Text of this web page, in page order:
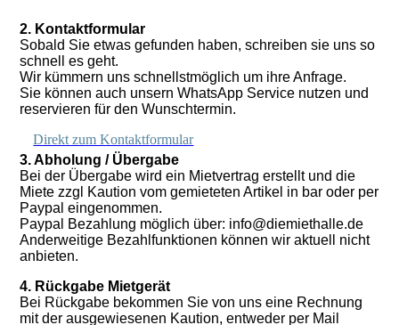
2. Kontaktformular
Sobald Sie etwas gefunden haben, schreiben sie uns so
schnell es geht.
Wir kümmern uns schnellstmöglich um ihre Anfrage.
Sie können auch unsern WhatsApp Service nutzen und
reservieren für den Wunschtermin.
Direkt zum Kontaktformular
3. Abholung / Übergabe
Bei der Übergabe wird ein Mietvertrag erstellt und die
Miete zzgl Kaution vom gemieteten Artikel in bar oder per
Paypal eingenommen.
Paypal Bezahlung möglich über: info@diemiethalle.de
Anderweitige Bezahlfunktionen können wir aktuell nicht
anbieten.
4. Rückgabe Mietgerät
Bei Rückgabe bekommen Sie von uns eine Rechnung
mit der ausgewiesenen Kaution, entweder per Mail